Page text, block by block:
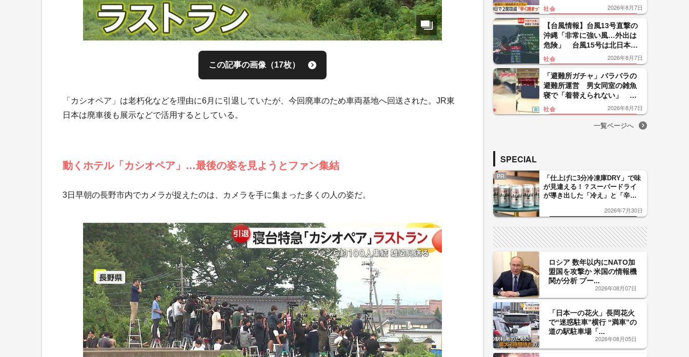
この記事の画像（17枚）
「カシオペア」は老朽化などを理由に6月に引退していたが、今回廃車のため車両基地へ回送された。JR東
日本は廃車後も展示などで活用するとしている。
動くホテル「カシオペア」…最後の姿を見ようとファン集結
3日早朝の長野市内でカメラが捉えたのは、カメラを手に集まった多くの人の姿だ。
クサス純正アルミタイヤ」も
被害 「早く捕まって」
社会 2026年8月7日
【台風情報】台風13号直撃の
沖縄「非常に強い風…外出は
危険」 台風15号は北日本の
太平洋側上陸なら「非常に珍
しい」大雨に警戒
社会 2026年8月7日
「避難所ガチャ」バラバラの
避難所運営 男女同室の雑魚
寝で「着替えられない」 海
外では当日にテント設置の制
度設計【令和8年熊本地震】
社会 2026年8月7日
一覧ページへ
SPECIAL
PR
「仕上げに3分冷凍庫DRY」で味
が見違える！？スーパードライ
が導き出した「冷え」と「辛
した「辛口カーブ」が飲み頃の
2026年7月30日
ロシア 数年以内にNATO加
盟国を攻撃か 米国の情報機
関が分析 プー...
2026年08月07日
「日本一の花火」長岡花火
で“迷惑駐車”横行 “満車”の
道の駅駐車場「...
2026年08月05日